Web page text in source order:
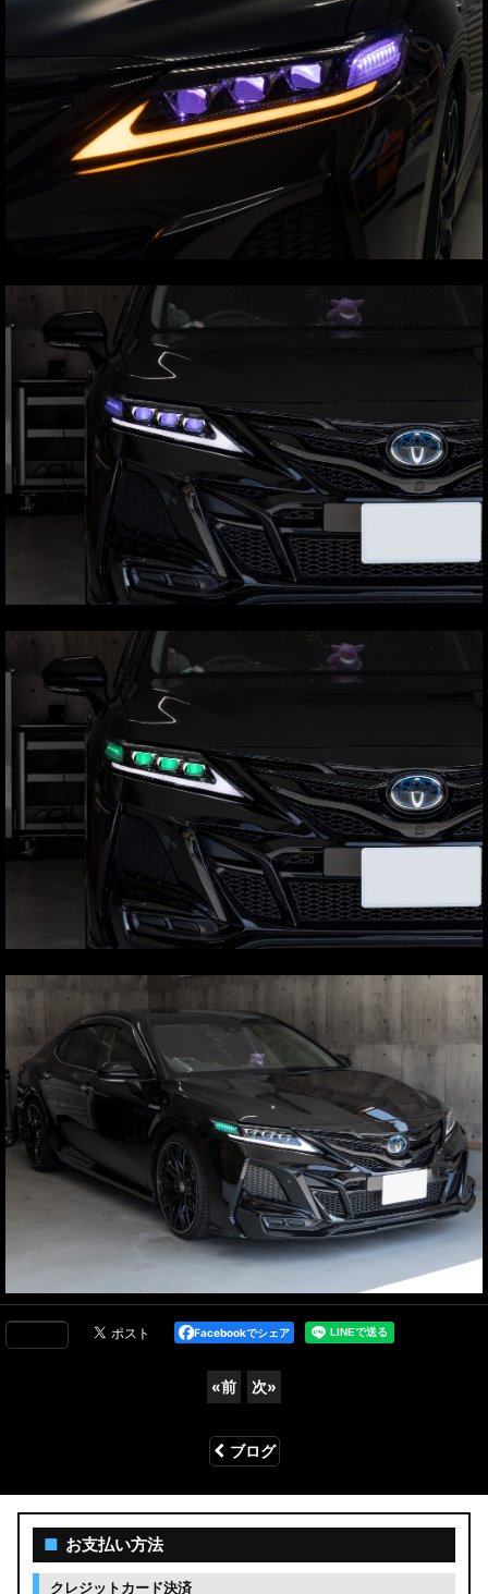
Facebookでシェア
«前 次»
ブログ
■ お支払い方法
クレジットカード決済